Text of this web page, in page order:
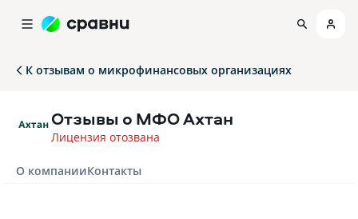
К отзывам о микрофинансовых организациях
Отзывы о МФО Ахтан
Лицензия отозвана
О компанииКонтакты